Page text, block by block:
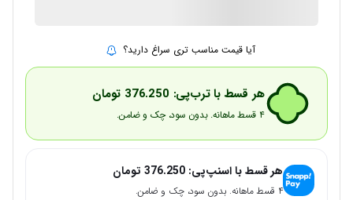
آیا قیمت مناسب تری سراغ دارید؟
هر قسط با ترب‌پی: 376.250 تومان
۴ قسط ماهانه. بدون سود، چک و ضامن.
هر قسط با اسنپ‌پی: 376.250 تومان
۴ قسط ماهانه. بدون سود، چک و ضامن.